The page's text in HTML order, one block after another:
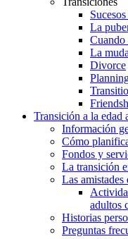
La
La
Divorce
Transición a la edad
Información
Cómo
Fondos y
La transición
Las amistades
adultos
Historias
Preguntas